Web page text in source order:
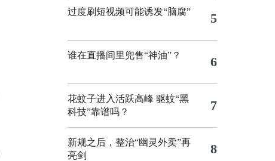
过度刷短视频可能诱发“脑腐” 5
谁在直播间里兜售“神油”？ 6
花蚊子进入活跃高峰 驱蚊“黑
科技”靠谱吗？
7
新规之后，整治“幽灵外卖”再
亮剑
8